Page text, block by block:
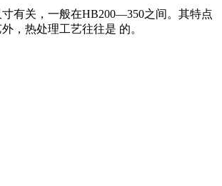
，一般在HB200—350之间。其特点
，热处理工艺往往是 的。